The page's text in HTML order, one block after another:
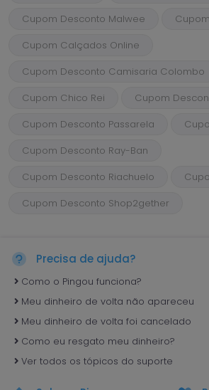
Cupom Desconto Malwee
Cupom Calçados Online
Cupom Desconto Camisaria Colombo
Cupom Chico Rei
Cupom
Cupom Desconto Passarela
Cupom Desconto Ray-Ban
Cupom Desconto Riachuelo
Cupom Desconto Shop2gether
Precisa de ajuda?
Como o Pingou funciona?
Meu dinheiro de volta não apareceu
Meu dinheiro de volta foi cancelado
Como eu resgato meu dinheiro?
Ver todos os tópicos do suporte